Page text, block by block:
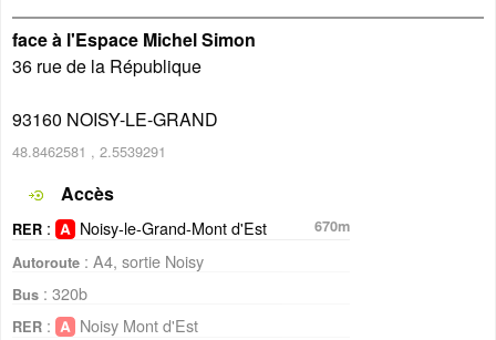
face à l'Espace Michel Simon
36 rue de la République
93160 NOISY-LE-GRAND
48.8462581 , 2.5539291
Accès
RER : Noisy-le-Grand-Mont d'Est
670m
Autoroute : A4, sortie Noisy
Bus : 320b
RER : Noisy Mont d'Est